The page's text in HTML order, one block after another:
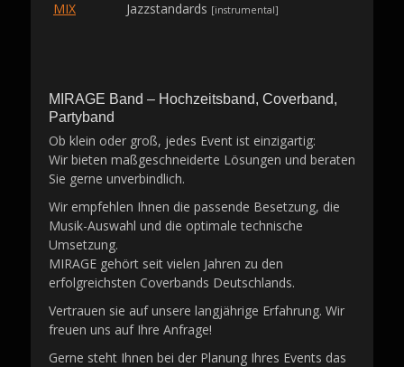
MIX
Jazzstandards [instrumental]
MIRAGE Band – Hochzeitsband, Coverband,
Partyband
Ob klein oder groß, jedes Event ist einzigartig:
Wir bieten maßgeschneiderte Lösungen und beraten
Sie gerne unverbindlich.
Wir empfehlen Ihnen die passende Besetzung, die
Musik-Auswahl und die optimale technische
Umsetzung.
MIRAGE gehört seit vielen Jahren zu den
erfolgreichsten Coverbands Deutschlands.
Vertrauen sie auf unsere langjährige Erfahrung. Wir
freuen uns auf Ihre Anfrage!
Gerne steht Ihnen bei der Planung Ihres Events das